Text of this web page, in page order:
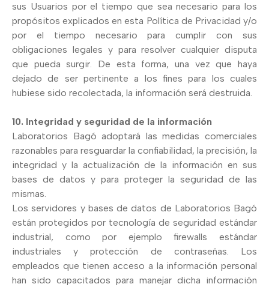
sus Usuarios por el tiempo que sea necesario para los
propósitos explicados en esta Política de Privacidad y/o
por el tiempo necesario para cumplir con sus
obligaciones legales y para resolver cualquier disputa
que pueda surgir. De esta forma, una vez que haya
dejado de ser pertinente a los fines para los cuales
hubiese sido recolectada, la información será destruida.
10. Integridad y seguridad de la información
Laboratorios Bagó adoptará las medidas comerciales
razonables para resguardar la confiabilidad, la precisión, la
integridad y la actualización de la información en sus
bases de datos y para proteger la seguridad de las
mismas.
Los servidores y bases de datos de Laboratorios Bagó
están protegidos por tecnología de seguridad estándar
industrial, como por ejemplo firewalls estándar
industriales y protección de contraseñas. Los
empleados que tienen acceso a la información personal
han sido capacitados para manejar dicha información